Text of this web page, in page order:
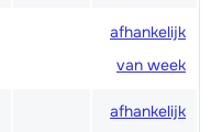
afhankelijk
van week
afhankelijk